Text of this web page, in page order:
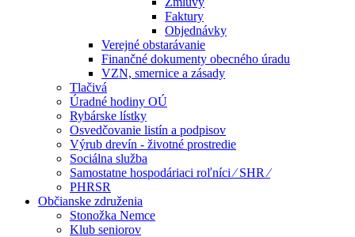
Faktury
Objednávky
Verejné obstarávanie
Finančné dokumenty obecného úradu
VZN, smernice a zásady
Tlačivá
Úradné hodiny OÚ
Rybárske lístky
Osvedčovanie listín a podpisov
Výrub drevín - životné prostredie
Sociálna služba
Samostatne hospodáriaci roľníci ⁄ SHR ⁄
PHRSR
Občianske združenia
Stonožka Nemce
Klub seniorov